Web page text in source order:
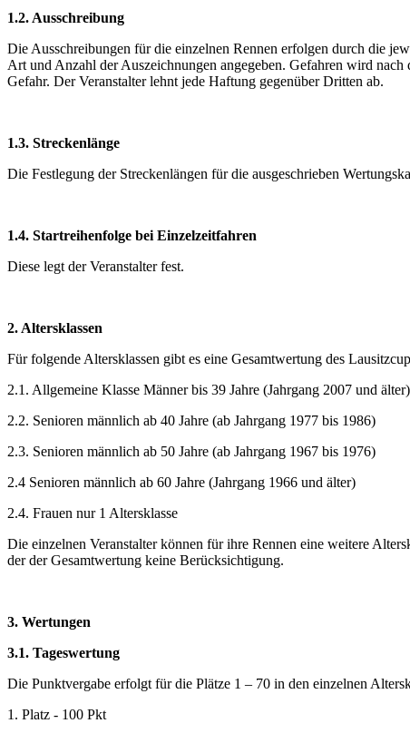
1.2. Ausschreibung
Die Ausschreibungen für die einzelnen Rennen erfolgen durch die
Art und Anzahl der Auszeichnungen angegeben. Gefahren wird
Gefahr. Der Veranstalter lehnt jede Haftung gegenüber Dritten ab.
1.3. Streckenlänge
Die Festlegung der Streckenlängen für die ausgeschrieben
1.4. Startreihenfolge bei Einzelzeitfahren
Diese legt der Veranstalter fest.
2. Altersklassen
Für folgende Altersklassen gibt es eine Gesamtwertung des
2.1. Allgemeine Klasse Männer bis 39 Jahre (Jahrgang 2007 und älter)
2.2. Senioren männlich ab 40 Jahre (ab Jahrgang 1977 bis 1986)
2.3. Senioren männlich ab 50 Jahre (ab Jahrgang 1967 bis 1976)
2.4 Senioren männlich ab 60 Jahre (Jahrgang 1966 und älter)
2.4. Frauen nur 1 Altersklasse
Die einzelnen Veranstalter können für ihre Rennen eine weitere
der der Gesamtwertung keine Berücksichtigung.
3. Wertungen
3.1. Tageswertung
Die Punktvergabe erfolgt für die Plätze 1 – 70 in den einzelnen
1. Platz - 100 Pkt